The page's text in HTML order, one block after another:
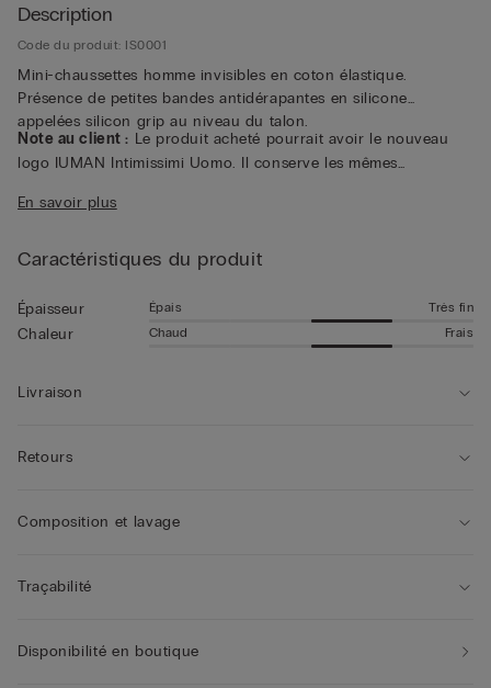
Description
Code du produit: IS0001
Mini-chaussettes homme invisibles en coton élastique.
Présence de petites bandes antidérapantes en silicone
appelées silicon grip au niveau du talon.
Note au client : Le produit acheté pourrait avoir le nouveau
logo IUMAN Intimissimi Uomo. Il conserve les mêmes
celui présenté sur cette page.
En savoir plus
Caractéristiques du produit
Épaisseur Épais Très fin
Chaleur Chaud Frais
Livraison
Retours
Composition et lavage
Traçabilité
Disponibilité en boutique